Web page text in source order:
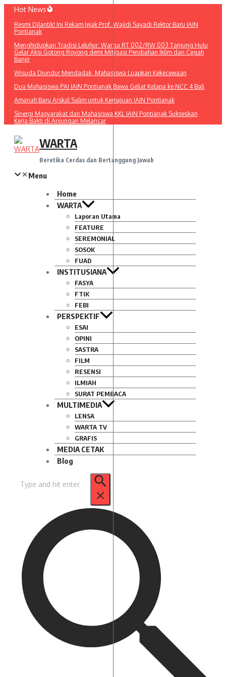
Lewati
konten
Hot News
Resmi Dilantik! Ini Rekam Jejak Prof. Wajidi Sayadi Rektor Baru IAIN
Pontianak
Menghidupkan Tradisi Leluhur: Warga RT 002/RW 003 Tanjung Hulu
Gelar Aksi Gotong Royong demi Mitigasi Perubahan Iklim dan Cegah
Banjir
Wisuda Diundur Mendadak, Mahasiswa Luapkan Kekecewaan
Dua Mahasiswa PAI IAIN Pontianak Bawa Geliat Kelapa ke NCC 4 Bali
Amanah Baru Arskal Salim untuk Kemajuan IAIN Pontianak
Sinergi Masyarakat dan Mahasiswa KKL IAIN Pontianak Sukseskan
Kerja Bakti di Anjungan Melancar
WARTA
Beretika Cerdas dan Bertanggung Jawab
Menu
Home
WARTA
Laporan Utama
FEATURE
SEREMONIAL
SOSOK
FUAD
INSTITUSIANA
FASYA
FTIK
FEBI
PERSPEKTIF
ESAI
OPINI
SASTRA
FILM
RESENSI
ILMIAH
SURAT PEMBACA
MULTIMEDIA
LENSA
WARTA TV
GRAFIS
MEDIA CETAK
Blog
untuk: